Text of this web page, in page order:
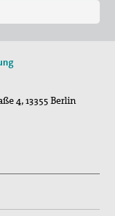
4,13355 Berlin